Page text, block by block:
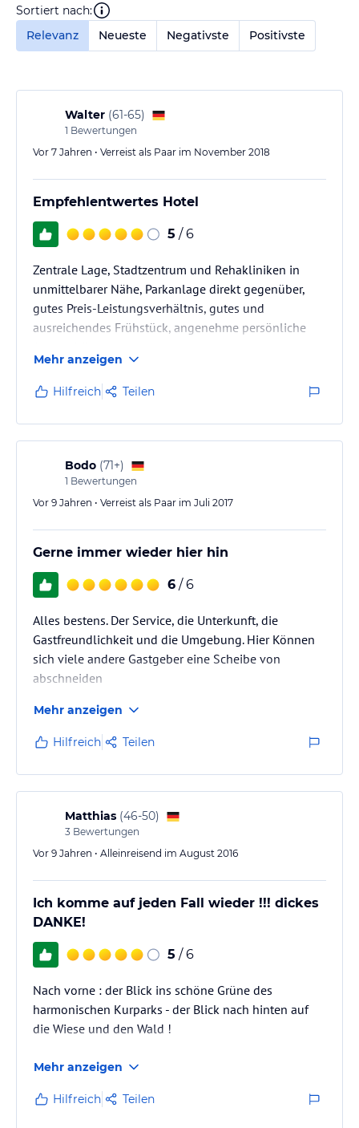
Sortiert nach:
Relevanz
Neueste Negativste Positivste
Walter (61-65)
1 Bewertungen
Vor 7 Jahren • Verreist als Paar im November 2018
Empfehlentwertes Hotel
5 / 6
Zentrale Lage, Stadtzentrum und Rehakliniken in
unmittelbarer Nähe, Parkanlage direkt gegenüber,
gutes Preis-Leistungsverhältnis, gutes und
ausreichendes Frühstück, angenehme persönliche
Das Hotel ist auch für einen längeren Aufenthalt
empfehlenswert.
Mehr anzeigen
Hilfreich Teilen
Bodo (71+)
1 Bewertungen
Vor 9 Jahren • Verreist als Paar im Juli 2017
Gerne immer wieder hier hin
6 / 6
Alles bestens. Der Service, die Unterkunft, die
Gastfreundlichkeit und die Umgebung. Hier Können
sich viele andere Gastgeber eine Scheibe von
abschneiden
Mehr anzeigen
Hilfreich Teilen
Matthias (46-50)
3 Bewertungen
Vor 9 Jahren • Alleinreisend im August 2016
Ich komme auf jeden Fall wieder !!! dickes
DANKE!
5 / 6
Nach vorne : der Blick ins schöne Grüne des
harmonischen Kurparks - der Blick nach hinten auf
die Wiese und den Wald !
Mehr anzeigen
Hilfreich Teilen